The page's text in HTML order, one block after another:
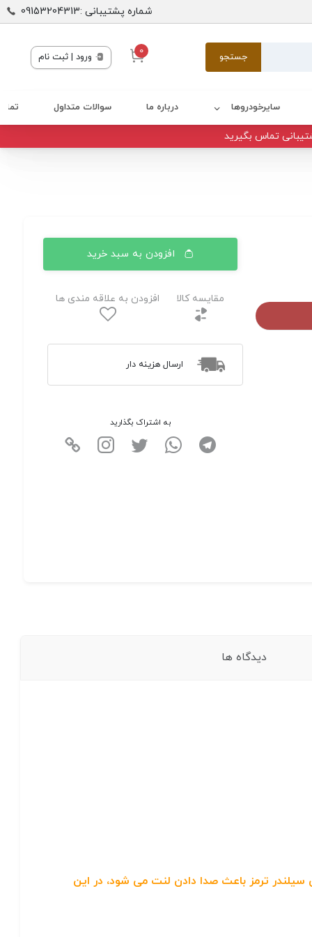
شماره پشتیبانی :09153204313
جستجو 0 ورود | ثبت نام
سایرخودروها درباره ما سوالات متداول
تماس بگیرید
افزودن به سبد خرید
مقایسه کالا افزودن به علاقه مندی ها
ارسال هزینه دار
به اشتراک بگذارید
دیدگاه ها
ترمز باعث صدا دادن لنت می شود، در این